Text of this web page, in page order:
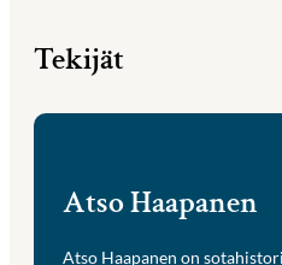
Tekijät
Atso Haapanen
Atso Haapanen on